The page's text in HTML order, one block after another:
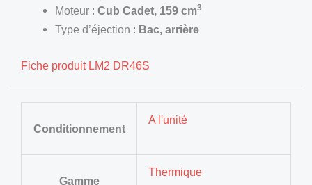
Moteur :Cub Cadet, 159 cm3
Type d’éjection : Bac, arrière
Fiche produit LM2 DR46S
Conditionnement
A l'unité
Gamme
Thermique